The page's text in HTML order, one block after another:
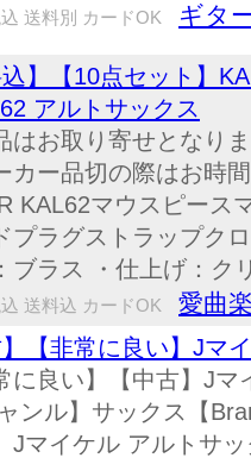
送料別 カードOK ギタ
込】【10点セット】
アルトサックス
はお取り寄せとなり
カー品切の際はお時
KAL62マウスピース
プラグストラップク
ブラス ・仕上げ：ク
送料込 カードOK 愛曲
】【非常に良い】Jマ
に良い】【中古】Jマ
ンル】サックス【
Jマイケル アルトサ